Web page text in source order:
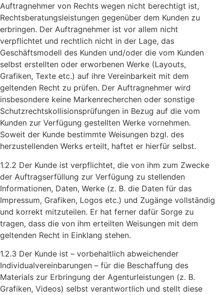
Auftragnehmer von Rechts wegen nicht berechtigt ist,
Rechtsberatungsleistungen gegenüber dem Kunden zu
erbringen. Der Auftragnehmer ist vor allem nicht
verpflichtet und rechtlich nicht in der Lage, das
Geschäftsmodell des Kunden und/oder die vom Kunden
selbst erstellten oder erworbenen Werke (Layouts,
Grafiken, Texte etc.) auf ihre Vereinbarkeit mit dem
geltenden Recht zu prüfen. Der Auftragnehmer wird
insbesondere keine Markenrecherchen oder sonstige
Schutzrechtskollisionsprüfungen in Bezug auf die vom
Kunden zur Verfügung gestellten Werke vornehmen.
Soweit der Kunde bestimmte Weisungen bzgl. des
herzustellenden Werks erteilt, haftet er hierfür selbst.
1.2.2 Der Kunde ist verpflichtet, die von ihm zum Zwecke
der Auftragserfüllung zur Verfügung zu stellenden
Informationen, Daten, Werke (z. B. die Daten für das
Impressum, Grafiken, Logos etc.) und Zugänge vollständig
und korrekt mitzuteilen. Er hat ferner dafür Sorge zu
tragen, dass die von ihm erteilten Weisungen mit dem
geltenden Recht in Einklang stehen.
1.2.3 Der Kunde ist – vorbehaltlich abweichender
Individualvereinbarungen – für die Beschaffung des
Materials zur Erbringung der Agenturleistungen (z. B.
Grafiken, Videos) selbst verantwortlich und stellt diese